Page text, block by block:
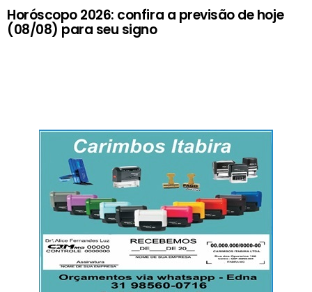
Horóscopo 2026: confira a previsão de hoje
(08/08) para seu signo